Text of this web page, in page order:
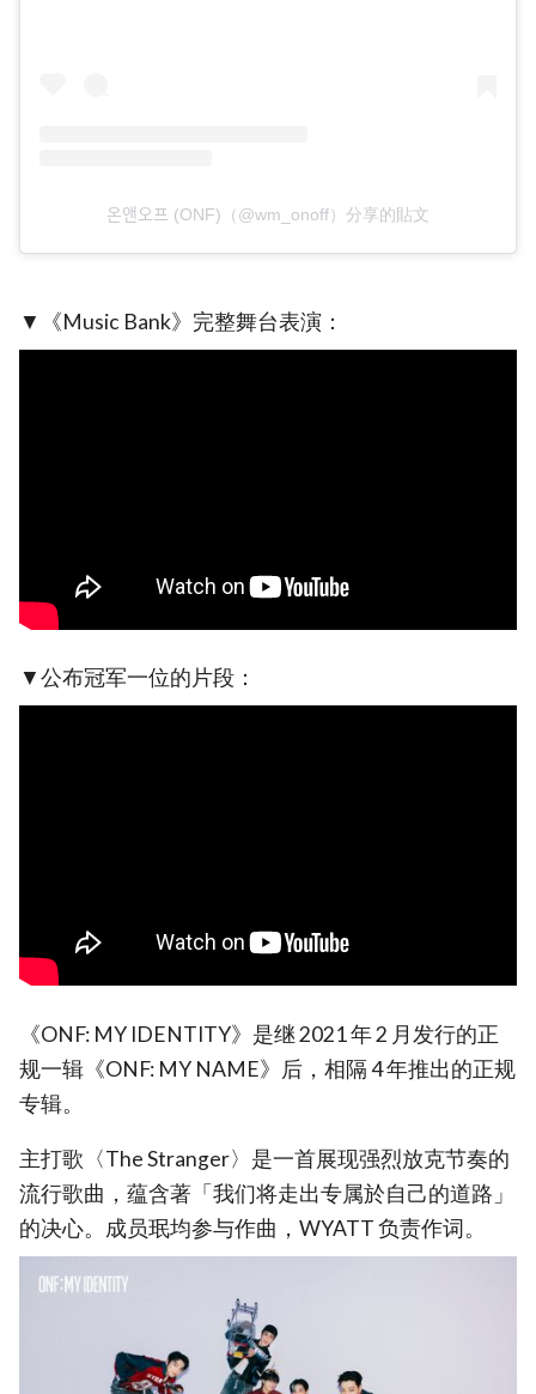
온앤오프 (ONF)（@wm_onoff）分享的貼文
▼《Music Bank》完整舞台表演：
▼公布冠军一位的片段：
《ONF: MY IDENTITY》是继 2021 年 2 月发行的正
规一辑《ONF: MY NAME》后，相隔 4 年推出的正规
专辑。
主打歌〈The Stranger〉是一首展现强烈放克节奏的
流行歌曲，蕴含著「我们将走出专属於自己的道路」
的决心。成员珉均参与作曲，WYATT 负责作词。